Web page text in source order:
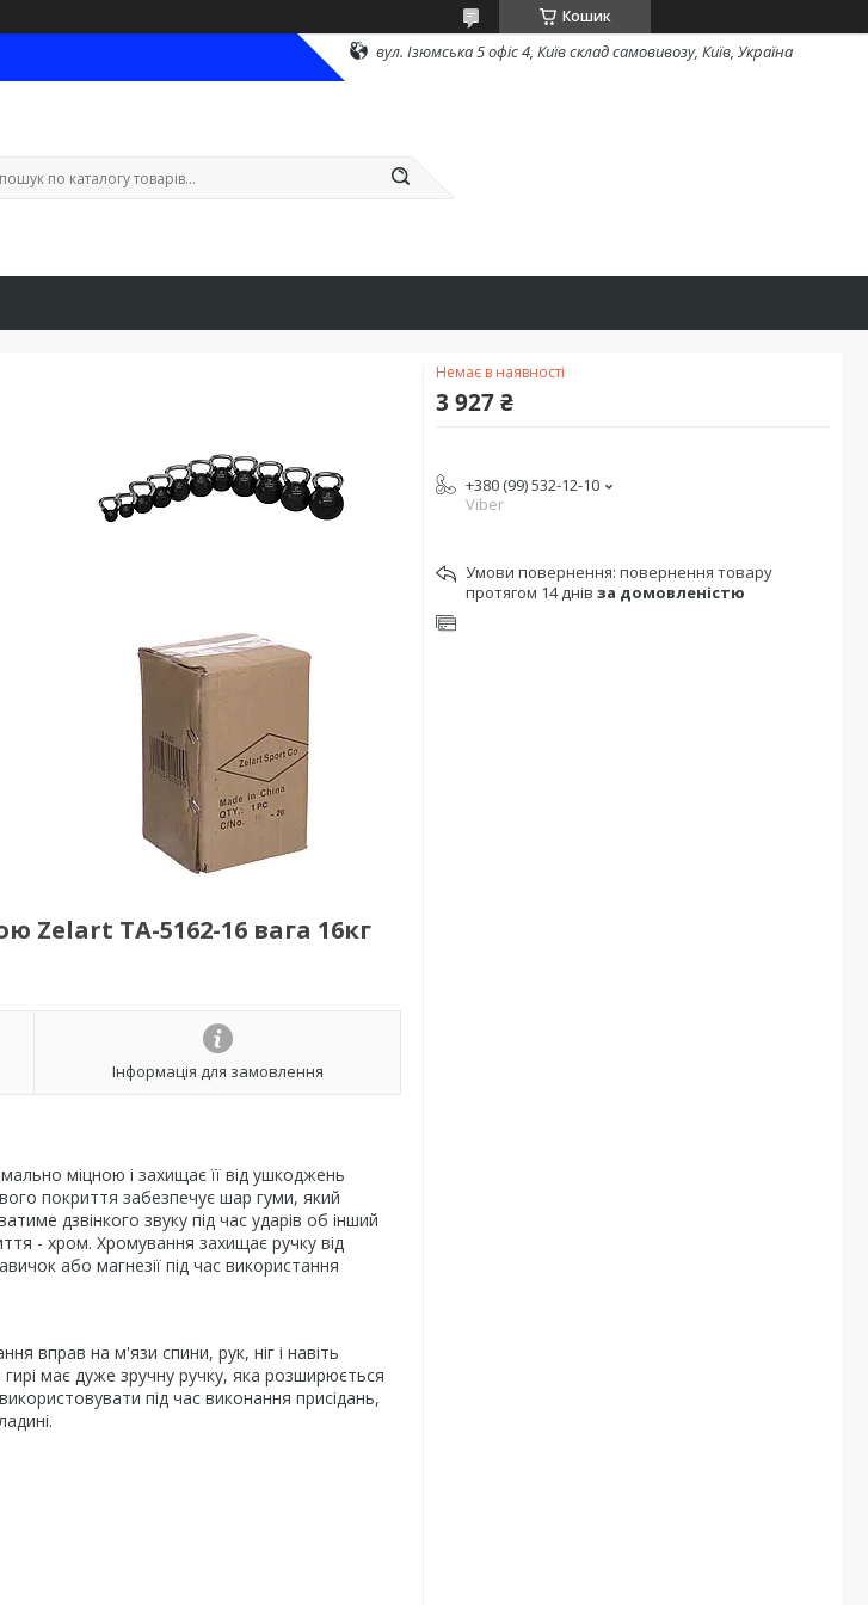
Кошик
вул. Ізюмська 5 офіс 4, Київ склад самовивозу, Київ, Україна
Zelart TA-5162-16 вага 16кг
Інформація для замовлення
міцною і захищає її від ушкоджень
покриття забезпечує шар гуми, який
дзвінкого звуку під час ударів об інший
- хром. Хромування захищає ручку від
або магнезії під час використання
вправ на м'язи спини, рук, ніг і навіть
має дуже зручну ручку, яка розширюється
під час виконання присідань,
Немає в наявності
3 927 ₴
+380 (99) 532-12-10
Viber
повернення товару
протягом 14 днів за домовленістю